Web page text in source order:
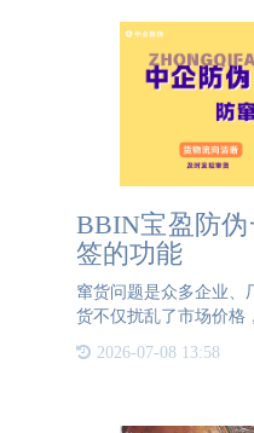
BBIN宝盈防
签的功能
窜货问题是众多企业、
货不仅扰乱了市场价格
十分不利于企业的战略
业很难保证优秀的口碑
2026-07-08 13:58